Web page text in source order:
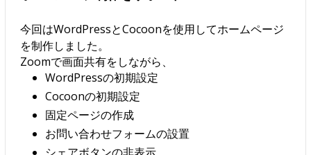
今回はWordPressとCocoonを使用してホームページ
を制作しました。
Zoomで画面共有をしながら、
WordPressの初期設定
Cocoonの初期設定
固定ページの作成
お問い合わせフォームの設置